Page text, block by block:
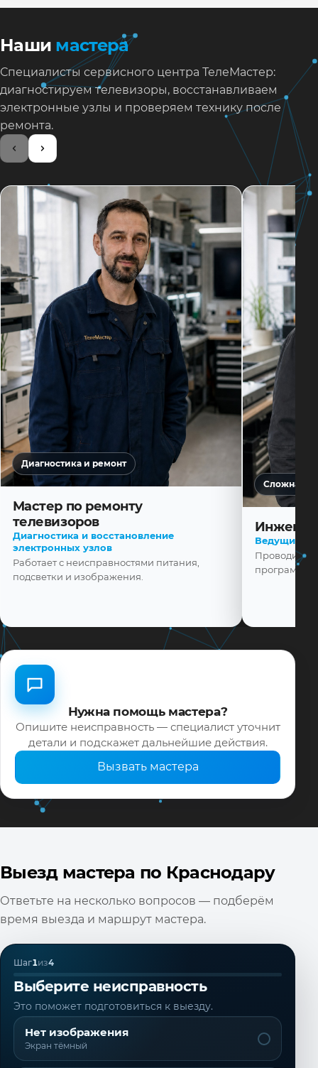
Наши мастера
Специалисты сервисного центра ТелеМастер:
диагностируем телевизоры, восстанавливаем
электронные узлы и проверяем технику после
ремонта.
Диагностика и ремонт
Мастер по ремонту
телевизоров
Диагностика и восстановление
электронных узлов
Работает с неисправностями питания,
подсветки и изображения.
Сложная
Ведущий
Проводит
Нужна помощь мастера?
Опишите неисправность — специалист уточнит
детали и подскажет дальнейшие действия.
Вызвать мастера
Выезд мастера по Краснодару
Ответьте на несколько вопросов — подберём
время выезда и маршрут мастера.
Шаг1из4
Выберите неисправность
Это поможет подготовиться к выезду.
Нет изображения
Экран тёмный